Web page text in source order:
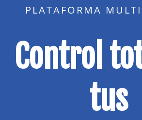
PLATAFORMA
Control
tus